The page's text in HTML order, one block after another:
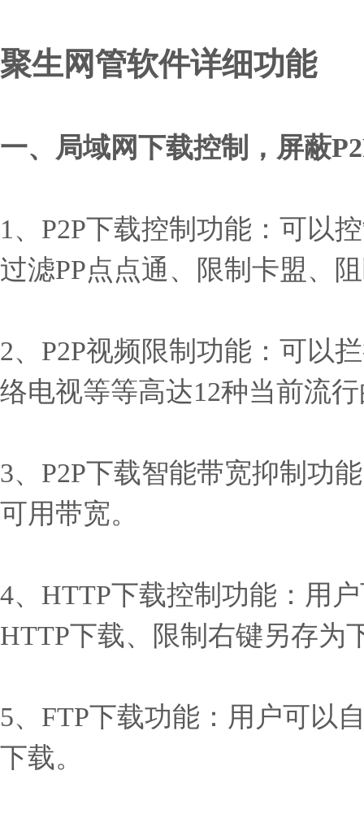
聚生网管软件详细功能
一、局域网下载控制，屏蔽
1、P2P下载控制功能：可以
过滤PP点点通、限制卡盟、
2、P2P视频限制功能：可以
络电视等等高达12种当前流
3、P2P下载智能带宽抑制功
可用带宽。
4、HTTP下载控制功能：用
HTTP下载、限制右键另存为
5、FTP下载功能：用户可以
下载。